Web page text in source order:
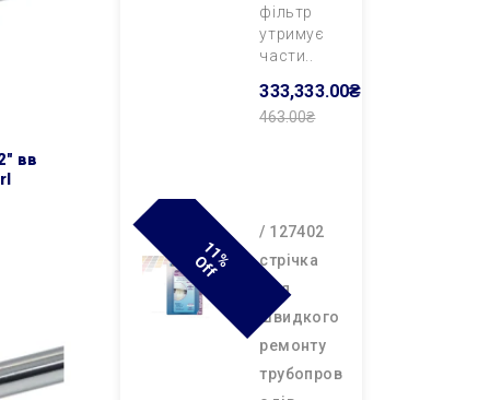
вв
фільтр
утримує
части..
333,333.00₴
463.00₴
1
1
% O
F
F
/ 127402
cтрічка
для
швидкого
ремонту
трубопров